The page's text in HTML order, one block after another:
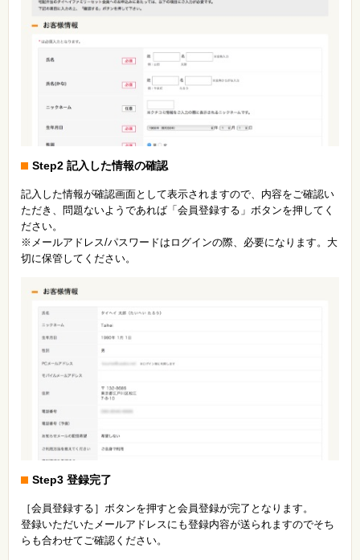
Step2 記入した情報の確認
記入した情報が確認画面として表示されますので、内容をご確認い
ただき、問題ないようであれば「会員登録する」ボタンを押してく
ださい。
※メールアドレス/パスワードはログインの際、必要になります。大
切に保管してください。
Step3 登録完了
［会員登録する］ボタンを押すと会員登録が完了となります。
登録いただいたメールアドレスにも登録内容が送られますのでそち
らも合わせてご確認ください。